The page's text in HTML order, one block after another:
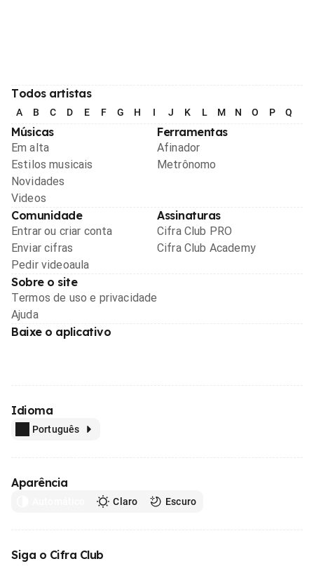
Todos artistas
A B C D E F G H I J K L M N O P Q
Músicas
Em alta
Estilos musicais
Novidades
Videos
Ferramentas
Afinador
Metrônomo
Comunidade
Entrar ou criar conta
Enviar cifras
Pedir videoaula
Assinaturas
Cifra Club PRO
Cifra Club Academy
Sobre o site
Termos de uso e privacidade
Ajuda
Baixe o aplicativo
Idioma
Português
Aparência
Claro Escuro
Siga o Cifra Club